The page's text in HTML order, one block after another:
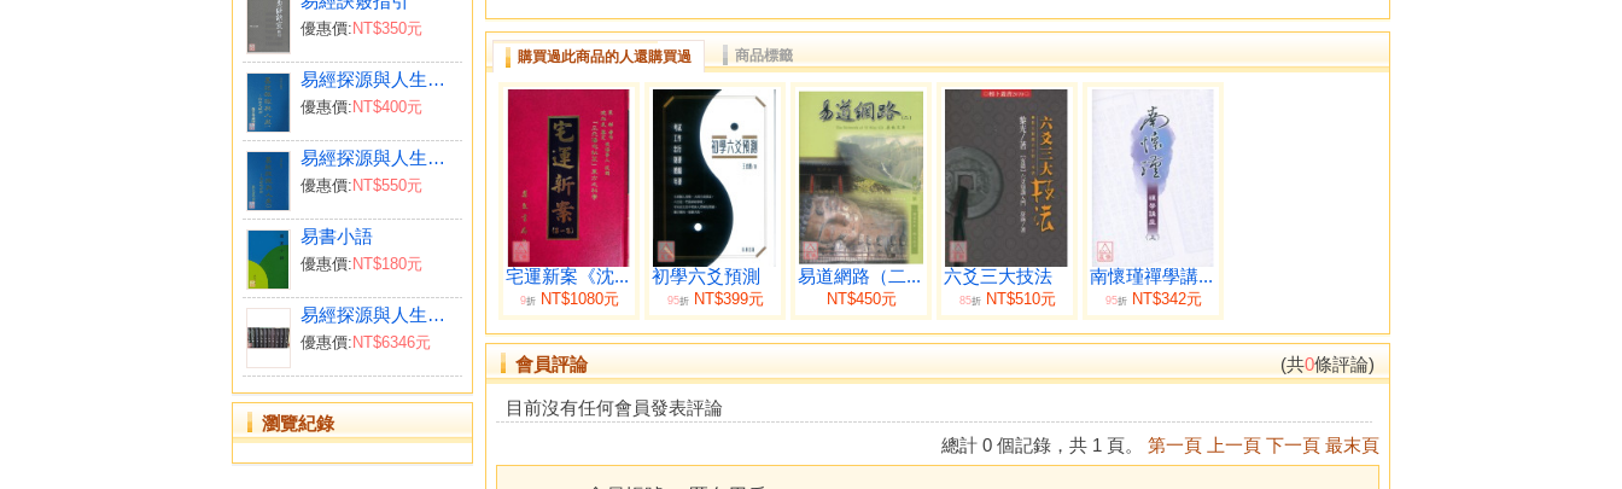
優惠價: NT$350元
易經探源與人生（一）：河洛之啟示
優惠價: NT$400元
易經探源與人生（２）：繫辭傳
優惠價: NT$550元
易書小語
優惠價: NT$180元
易經探源與人生《全十冊》
優惠價: NT$6346元
瀏覽紀錄
購買過此商品的人還購買過 商品標籤
宅運新案《沈...
9折NT$1080元
初學六爻預測
95折NT$399元
易道網路（二...
NT$450元
六爻三大技法
85折NT$510元
南懷瑾禪學講...
95折NT$342元
會員評論 (共0條評論)
目前沒有任何會員發表評論
總計 0 個記錄，共 1 頁。 第一頁 上一頁 下一頁 最末頁